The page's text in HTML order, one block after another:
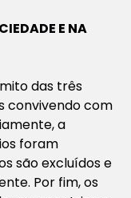
E NA
das três
convivendo com
a
foram
são excluídos e
Por fim, os